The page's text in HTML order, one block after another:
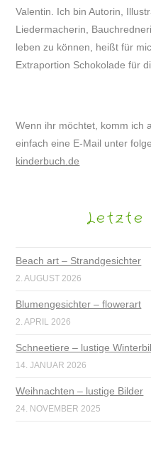
Valentin. Ich bin Autorin,
Liedermacherin,
leben zu können, heißt für
Extraportion Schokolade für
Wenn ihr möchtet, komm ich
einfach eine E-Mail unter
kinderbuch.de
Letzte
Beach art – Strandgesichter
2. AUGUST 2026
Blumengesichter – flowerart
2. APRIL 2026
Schneetiere – lustige
14. JANUAR 2026
Weihnachten – lustige Bilder
24. NOVEMBER 2025